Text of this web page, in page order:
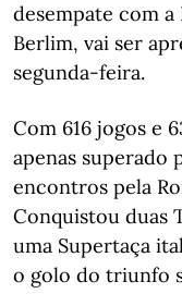
desempate com
Berlim, vai ser
segunda-feira.
Com 616 jogos e
apenas superado
encontros pela
Conquistou duas
uma Supertaça
o golo do triunfo